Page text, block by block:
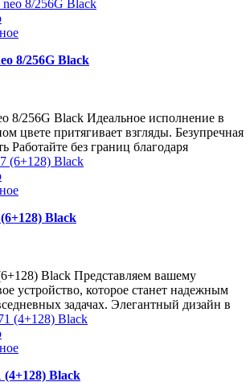
8/256G Black
8/256G Black Идеальное исполнение в
цвете притягивает взгляды. Безупречная
Работайте без границ благодаря
Black
Black Представляем вашему
устройство, которое станет надежным
задачах. Элегантный дизайн в
Black